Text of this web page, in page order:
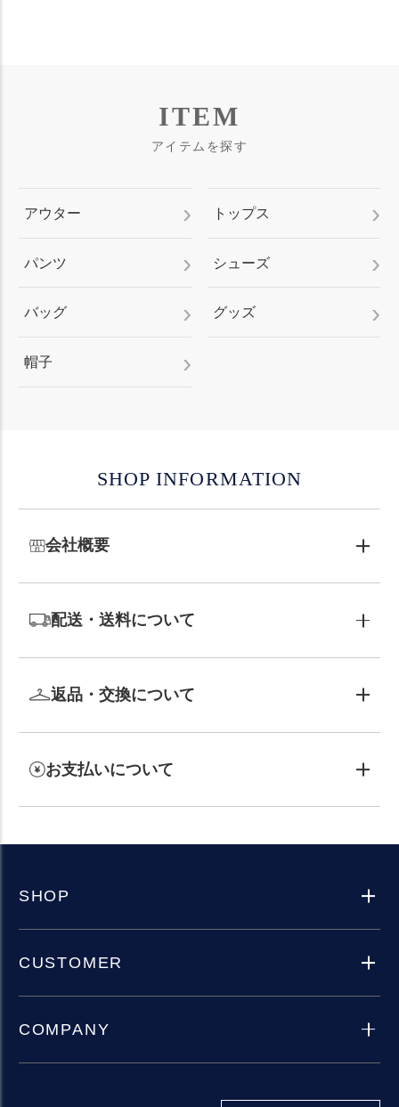
ITEM
アイテムを探す
アウター トップス
パンツ シューズ
バッグ グッズ
帽子
SHOP INFORMATION
会社概要
配送・送料について
返品・交換について
お支払いについて
SHOP
CUSTOMER
COMPANY